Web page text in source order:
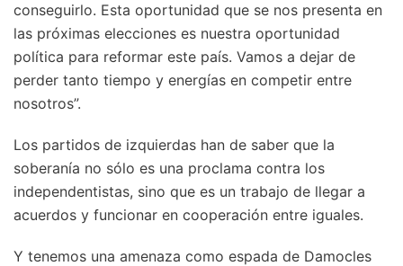
conseguirlo. Esta oportunidad que se nos presenta en
las próximas elecciones es nuestra oportunidad
política para reformar este país. Vamos a dejar de
perder tanto tiempo y energías en competir entre
nosotros”.
Los partidos de izquierdas han de saber que la
soberanía no sólo es una proclama contra los
independentistas, sino que es un trabajo de llegar a
acuerdos y funcionar en cooperación entre iguales.
Y tenemos una amenaza como espada de Damocles